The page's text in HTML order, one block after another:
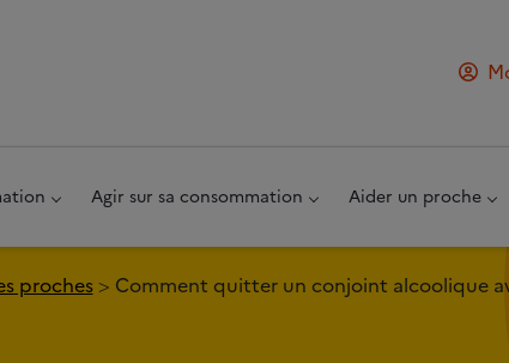
Agir sur sa consommation Aider un proche
proches Comment quitter un conjoint alcoolique